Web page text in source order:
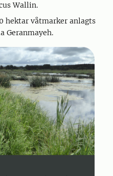
Wallin.
hektar våtmarker anlagts
Geranmayeh.